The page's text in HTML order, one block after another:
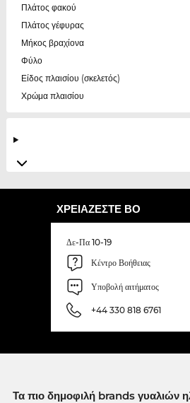
Πλάτος φακού
Πλάτος γέφυρας
Μήκος βραχίονα
Φύλο
Είδος πλαισίου (σκελετός)
Χρώμα πλαισίου
ΧΡΕΙΆΖΕΣΤΕ ΒΟ
Δε-Πα 10-19
Κέντρο Βοήθειας
Υποβολή αιτήματος
+44 330 818 6761
Τα πιο δημοφιλή brands γυαλιών